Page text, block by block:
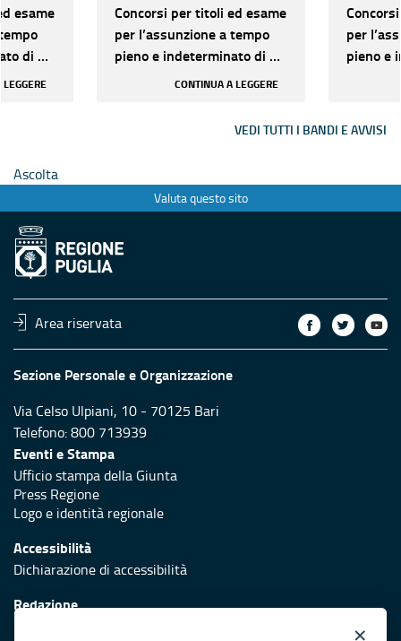
esame
di n.
D per
Concorsi per titoli ed esame
per l’assunzione a tempo
pieno e indeterminato di n.
209 unità di categoria D per
CONTINUA A LEGGERE
per
pieno e
VEDI TUTTI I BANDI E AVVISI
Ascolta
Valuta questo sito
Area riservata
Sezione Personale e Organizzazione
Via Celso Ulpiani, 10 - 70125 Bari
Telefono: 800 713939
Eventi e Stampa
Ufficio stampa della Giunta
Press Regione
Logo e identità regionale
Accessibilità
Dichiarazione di accessibilità
Redazione
×